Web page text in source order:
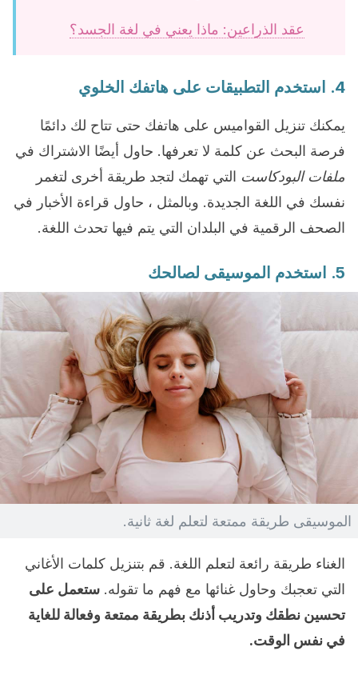
عقد الذراعين: ماذا يعني في لغة الجسد؟
4. استخدم التطبيقات على هاتفك الخلوي
يمكنك تنزيل القواميس على هاتفك حتى تتاح لك دائمًا
فرصة البحث عن كلمة لا تعرفها. حاول أيضًا الاشتراك في
ملفات البودكاست التي تهمك لتجد طريقة أخرى لتغمر
نفسك في اللغة الجديدة. وبالمثل ، حاول قراءة الأخبار في
الصحف الرقمية في البلدان التي يتم فيها تحدث اللغة.
5. استخدم الموسيقى لصالحك
الموسيقى طريقة ممتعة لتعلم لغة ثانية.
الغناء طريقة رائعة لتعلم اللغة. قم بتنزيل كلمات الأغاني
التي تعجبك وحاول غنائها مع فهم ما تقوله. ستعمل على
تحسين نطقك وتدريب أذنك بطريقة ممتعة وفعالة للغاية
في نفس الوقت.